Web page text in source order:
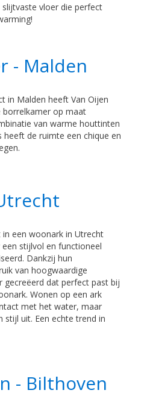
vloer die perfect
- Malden
in Malden heeft Van Oijen
borrelkamer op maat
van warme houttinten
de ruimte een chique en
een woonark in Utrecht
stijlvol en functioneel
Dankzij hun
van hoogwaardige
gecreëerd dat perfect past bij
Wonen op een ark
met het water, maar
uit. Een echte trend in
- Bilthoven